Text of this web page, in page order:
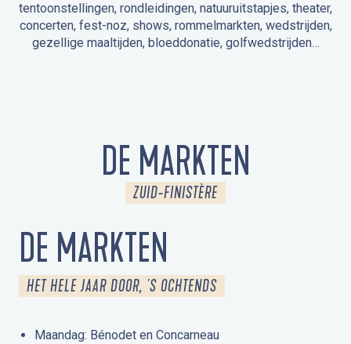
tentoonstellingen, rondleidingen, natuuruitstapjes, theater,
concerten, fest-noz, shows, rommelmarkten, wedstrijden,
gezellige maaltijden, bloeddonatie, golfwedstrijden…
DE MARKTEN
ZUID-FINISTÈRE
DE MARKTEN
HET HELE JAAR DOOR, 'S OCHTENDS
Maandag: Bénodet en Concarneau